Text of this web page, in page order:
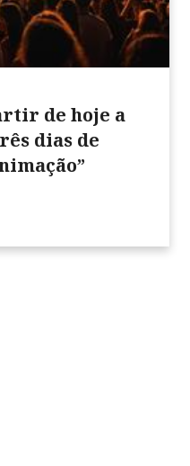
de hoje a
dias de